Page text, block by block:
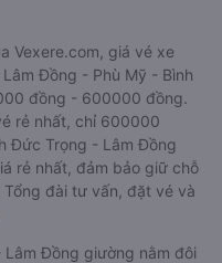
Vexere.com, giá vé xe
Đồng - Phù Mỹ - Bình
đồng - 600000 đồng.
rẻ nhất, chỉ 600000
Đức Trọng - Lâm Đồng
rẻ nhất, đảm bảo giữ chỗ
đài tư vấn, đặt vé và
Đồng giường nằm đôi